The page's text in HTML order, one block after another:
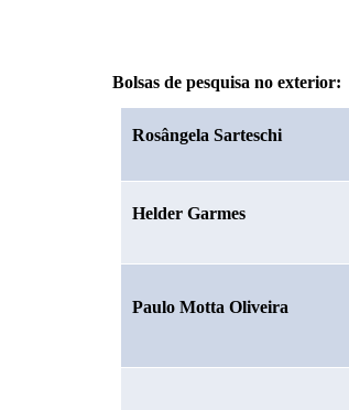
Bolsas de pesquisa no exterior:
Rosângela Sarteschi
Helder Garmes
Paulo Motta Oliveira